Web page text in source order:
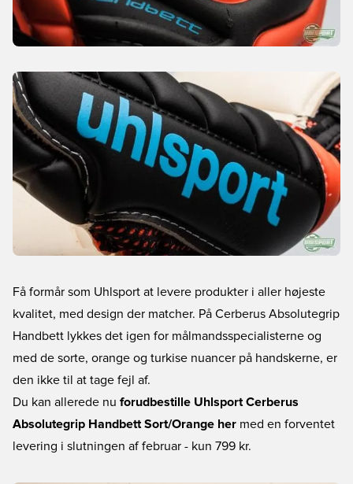
Få formår som Uhlsport at levere produkter i aller højeste
kvalitet, med design der matcher. På Cerberus Absolutegrip
Handbett lykkes det igen for målmandsspecialisterne og
med de sorte, orange og turkise nuancer på handskerne, er
den ikke til at tage fejl af.
Du kan allerede nu forudbestille Uhlsport Cerberus
Absolutegrip Handbett Sort/Orange her med en forventet
levering i slutningen af februar - kun 799 kr.